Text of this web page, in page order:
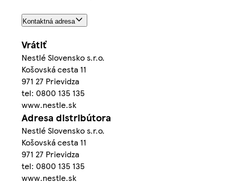
Kontaktná adresa
Vrátiť
Nestlé Slovensko s.r.o.
Košovská cesta 11
971 27 Prievidza
tel: 0800 135 135
www.nestle.sk
Adresa distribútora
Nestlé Slovensko s.r.o.
Košovská cesta 11
971 27 Prievidza
tel: 0800 135 135
www.nestle.sk